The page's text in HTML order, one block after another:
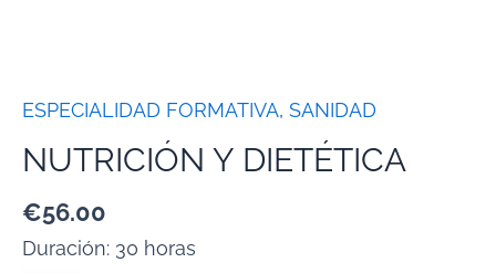
ESPECIALIDAD FORMATIVA, SANIDAD
NUTRICIÓN Y DIETÉTICA
€56.00
Duración: 30 horas